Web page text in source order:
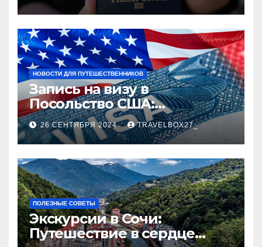
НОВОСТИ ДЛЯ ПУТЕШЕСТВЕННИКОВ
Запись на визу в
Посольство США:
Пошаговое руководство
26 СЕНТЯБРЯ 2024 TRAVELBOX27_
ПОЛЕЗНЫЕ СОВЕТЫ
Экскурсии в Сочи:
Путешествие в сердце